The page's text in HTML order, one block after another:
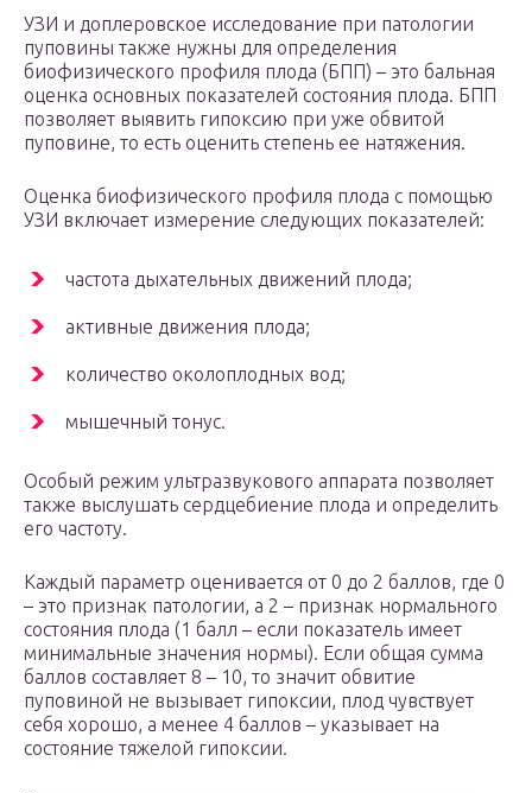
УЗИ и доплеровское исследование при патологии
пуповины также нужны для определения
биофизического профиля плода (БПП) – это бальная
оценка основных показателей состояния плода. БПП
позволяет выявить гипоксию при уже обвитой
пуповине, то есть оценить степень ее натяжения.
Оценка биофизического профиля плода с помощью
УЗИ включает измерение следующих показателей:
частота дыхательных движений плода;
активные движения плода;
количество околоплодных вод;
мышечный тонус.
Особый режим ультразвукового аппарата позволяет
также выслушать сердцебиение плода и определить
его частоту.
Каждый параметр оценивается от 0 до 2 баллов, где 0
– это признак патологии, а 2 – признак нормального
состояния плода (1 балл – если показатель имеет
минимальные значения нормы). Если общая сумма
баллов составляет 8 – 10, то значит обвитие
пуповиной не вызывает гипоксии, плод чувствует
себя хорошо, а менее 4 баллов – указывает на
состояние тяжелой гипоксии.